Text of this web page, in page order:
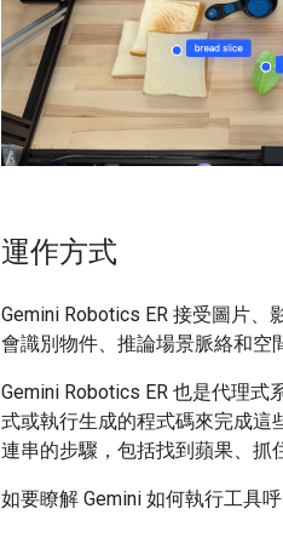
運作方式
Gemini Robotics ER 接受圖片
會識別物件、推論場景脈絡和空
Gemini Robotics ER 也是代理
式或執行生成的程式碼來完成這
連串的步驟，包括找到蘋果、抓
如要瞭解 Gemini 如何執行工具